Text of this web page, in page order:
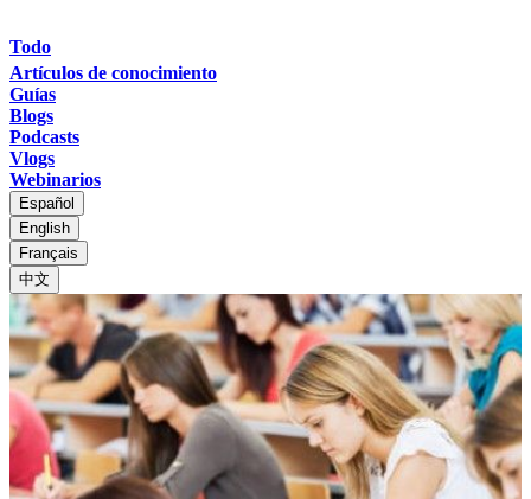
Todo
Artículos de conocimiento
Guías
Blogs
Podcasts
Vlogs
Webinarios
Español
English
Français
中文